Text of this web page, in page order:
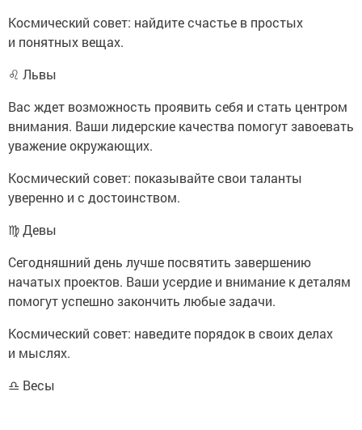
Космический совет: найдите счастье в простых
и понятных вещах.
♌ Львы
Вас ждет возможность проявить себя и стать центром
внимания. Ваши лидерские качества помогут завоевать
уважение окружающих.
Космический совет: показывайте свои таланты
уверенно и с достоинством.
♍ Девы
Сегодняшний день лучше посвятить завершению
начатых проектов. Ваши усердие и внимание к деталям
помогут успешно закончить любые задачи.
Космический совет: наведите порядок в своих делах
и мыслях.
♎ Весы